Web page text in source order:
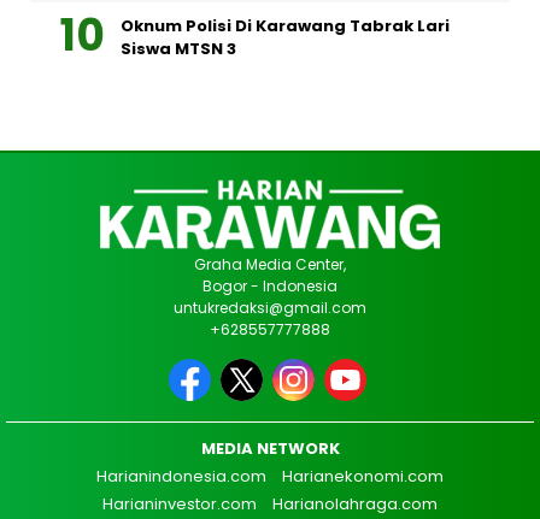
Oknum Polisi Di Karawang Tabrak Lari
Siswa MTSN 3
Graha Media Center,
Bogor - Indonesia
untukredaksi@gmail.com
+628557777888
MEDIA NETWORK
Harianindonesia.com
Harianekonomi.com
Harianinvestor.com
Harianolahraga.com